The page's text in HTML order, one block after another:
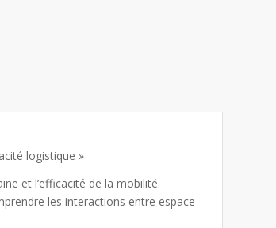
logistique »
et l’efficacité de la mobilité.
les interactions entre espace